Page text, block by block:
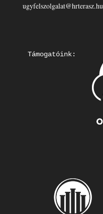
ugyfelszolgalat@hrterasz.hu
Támogatóink: